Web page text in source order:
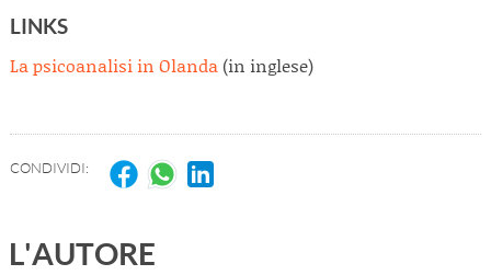
LINKS
La psicoanalisi in Olanda (in inglese)
CONDIVIDI:
L'AUTORE